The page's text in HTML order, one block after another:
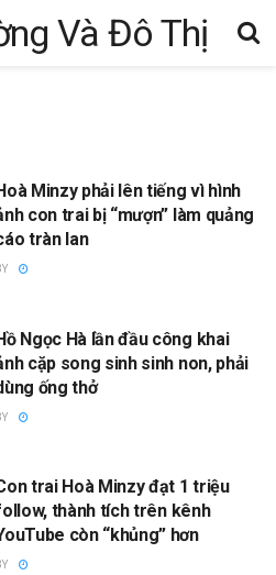
Minzy phải lên tiếng vì hình
con trai bị “mượn” làm quảng
tràn lan
Ngọc Hà lần đầu công khai
cặp song sinh sinh non, phải
ống thở
trai Hoà Minzy đạt 1 triệu
thành tích trên kênh
còn “khủng” hơn